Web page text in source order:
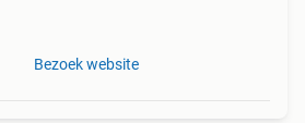
Bezoek website